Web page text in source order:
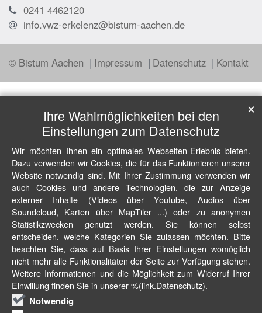
0241 4462120
info.vwz-erkelenz@bistum-aachen.de
© Bistum Aachen Impressum Datenschutz Kontakt
Ihre Wahlmöglichkeiten bei den
Einstellungen zum Datenschutz
Wir möchten Ihnen ein optimales Webseiten-Erlebnis bieten.
Dazu verwenden wir Cookies, die für das Funktionieren unserer
Website notwendig sind. Mit Ihrer Zustimmung verwenden wir
auch Cookies und andere Technologien, die zur Anzeige
externer Inhalte (Videos über Youtube, Audios über
Soundcloud, Karten über MapTiler ...) oder zu anonymen
Statistikzwecken genutzt werden. Sie können selbst
entscheiden, welche Kategorien Sie zulassen möchten. Bitte
beachten Sie, dass auf Basis Ihrer Einstellungen womöglich
nicht mehr alle Funktionalitäten der Seite zur Verfügung stehen.
Weitere Informationen und die Möglichkeit zum Widerruf Ihrer
Einwillung finden Sie in unserer %(link.Datenschutz).
Notwendig
✕